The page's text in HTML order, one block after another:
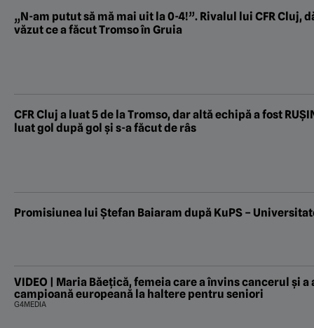
„N-am putut să mă mai uit la 0-4!”. Rivalul lui CFR Cluj,
văzut ce a făcut Tromso în Gruia
CFR Cluj a luat 5 de la Tromso, dar altă echipă a fost
luat gol după gol și s-a făcut de râs
Promisiunea lui Ștefan Baiaram după KuPS –
VIDEO | Maria Băețică, femeia care a învins cancerul și
campioană europeană la haltere pentru seniori
G4MEDIA